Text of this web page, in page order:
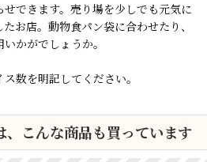
できます。売り場を少しでも元気に
お店。動物食パン袋に合わせたり、
かがでしょうか。
数を明記してください。
、こんな商品も買っています